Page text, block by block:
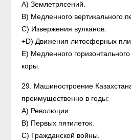
A) Землетрясений.
B) Медленного вертикального
C) Извержения вулканов.
+D) Движения литосферных
E) Медленного
коры.
29. Машиностроение
преимущественно в годы:
A) Революции.
B) Первых пятилеток.
C) Гражданской войны.